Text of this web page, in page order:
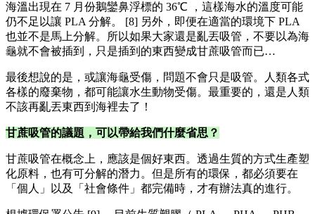
海溫出現在 7 月份鵝鑾鼻浮標的 36℃ ，這樣海水的溫度可能
仍不足以讓 PLA 分解。 [8] 另外，即便在適當的環境下 PLA
也並不是馬上分解。所以如果大家還是亂丟吸管，不要以為海
龜就不會被插到，只是插到的東西變成甘蔗吸管而已…
最後想說的是，或讓海龜受傷，問題不會只是吸管。人類各式
各樣的廢棄物，都可能讓水生動物受傷。最重要的，還是人類
不該再亂丟東西到海裡去了！
甘蔗吸管的議題，可以帶給我們什麼省思？
甘蔗吸管在概念上，應該是個好東西。透過生質的方式生產塑
化原料，也有可分解的潛力。但是所有的環保，都必須要在
「個人」以及「社會條件」都完備時，才有辦法真的進行。